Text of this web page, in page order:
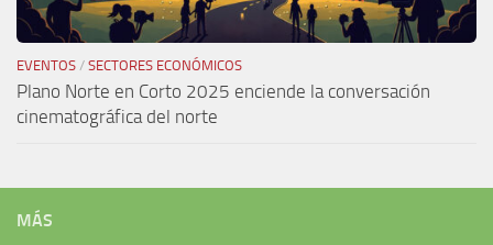
EVENTOS / SECTORES ECONÓMICOS
Plano Norte en Corto 2025 enciende la conversación
cinematográfica del norte
MÁS